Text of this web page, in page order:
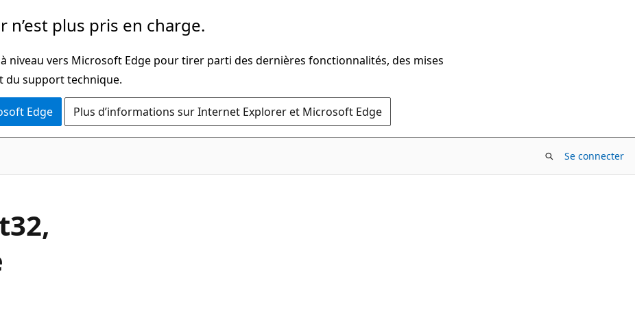
n’est plus pris en charge.
niveau vers Microsoft Edge pour tirer parti des dernières fonctionnalités, des mises
du support technique.
Edge Plus d’informations sur Internet Explorer et Microsoft Edge
Se connecter